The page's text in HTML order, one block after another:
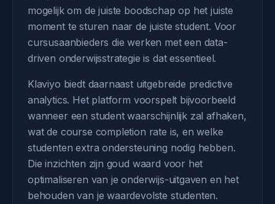
mogelijk om de juiste boodschap op het juiste
moment te sturen naar de juiste student. Voor
cursusaanbieders die werken met een data-
driven onderwijsstrategie is dat essentieel.
Klaviyo biedt daarnaast uitgebreide predictive
analytics. Het platform voorspelt bijvoorbeeld
wanneer een student waarschijnlijk zal afhaken,
wat de course completion rate is, en welke
studenten extra ondersteuning nodig hebben.
Die inzichten zijn goud waard voor het
optimaliseren van je onderwijs-uitgaven en het
behouden van je waardevolste studenten.